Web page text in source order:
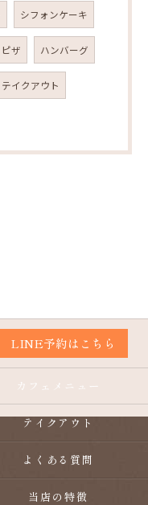
シフォンケーキ
ピザ ハンバーグ
テイクアウト
LINE予約はこちら
カフェメニュー
テイクアウト
よくある質問
当店の特徴